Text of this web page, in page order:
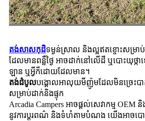
តង់សាសកុដិទម្ងន់ស្រាល និងល្អឥតខ្ចោះសម្រា
ដែលមានពន្លឺថ្ងៃ អាចដាក់នៅលើដី ឬបោះយុថ្ក
ឡាន ឬអ្វីក៏ដោយដែលមាន។
តង់ដំបូលបង្គោល​អាលុយមីញ៉ូម​ដែល​មិន​ច្រេះ​ប
សម្រាប់​ដាក់​និង​ផ្ទុក
Arcadia Campers អាចផ្តល់សេវាកម្ម OEM
នូវការប្ដូរពណ៌ និងទំហំតាមបំណង យើងអាចបោះ